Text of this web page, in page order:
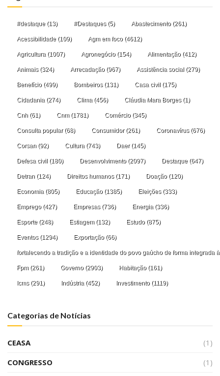
#destaque (13) #Destaques(5) Abastecimento(261)
Acessibilidade (109) Agm em foco(4612)
Agricultura (1007) Agronegócio(154) Alimentação(412)
Animais(324) Arrecadação(967) Assistência social (279)
Benefício(499) Bombeiros(131) Casa civil (175)
Cidadania (274) Clima (456) Cláudia Mara Borges(1)
Cnh (61) Cnm(1781) Comércio(345)
Consulta popular(68) Consumidor(261) Coronavírus(676)
Corsan (92) Cultura (743) Daer(145)
Defesa civil (180) Desenvolvimento(2097) Destaque (647)
Detran (124) Direitos humanos(171) Doação(120)
Economia (805) Educação(1385) Eleições(333)
Emprego(427) Empresas(736) Energia (336)
Esporte (248) Estiagem(132) Estudo(875)
Eventos(1294) Exportação(66)
fortalecendo a tradição e a identidade do povo gaúcho de forma
Fpm(261) Governo(2903) Habitação(161)
Icms(291) Indústria (452) Investimento(1119)
Categorias de Notícias
CEASA
(1)
CONGRESSO
(1)